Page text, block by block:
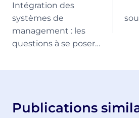
de
l’article
Intégration des
systèmes de
management : les
questions à se poser…
Publications